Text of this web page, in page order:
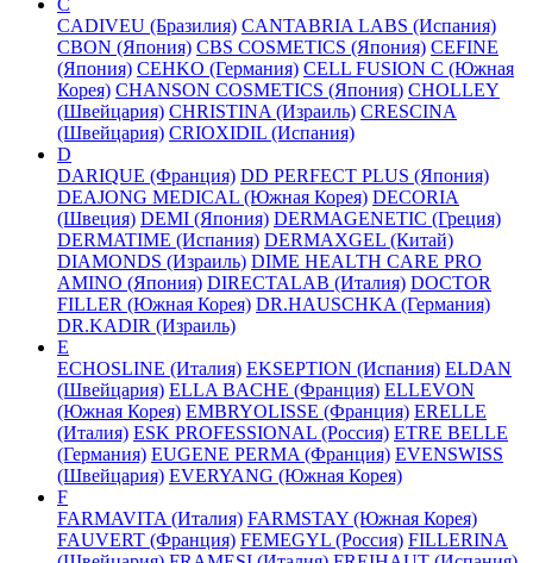
CADIVEU (Бразилия) CANTABRIA LABS (Испания)
CBON (Япония) CBS COSMETICS (Япония) CEFINE
(Япония) CEHKO (Германия) CELL FUSION C (Южная
Корея) CHANSON COSMETICS (Япония) CHOLLEY
(Швейцария) CHRISTINA (Израиль) CRESCINA
(Швейцария) CRIOXIDIL (Испания)
D
DARIQUE (Франция) DD PERFECT PLUS (Япония)
DEAJONG MEDICAL (Южная Корея) DECORIA
(Швеция) DEMI (Япония) DERMAGENETIC (Греция)
DERMATIME (Испания) DERMAXGEL (Китай)
DIAMONDS (Израиль) DIME HEALTH CARE PRO
AMINO (Япония) DIRECTALAB (Италия) DOCTOR
FILLER (Южная Корея) DR.HAUSCHKA (Германия)
DR.KADIR (Израиль)
E
ECHOSLINE (Италия) EKSEPTION (Испания) ELDAN
(Швейцария) ELLA BACHE (Франция) ELLEVON
(Южная Корея) EMBRYOLISSE (Франция) ERELLE
(Италия) ESK PROFESSIONAL (Россия) ETRE BELLE
(Германия) EUGENE PERMA (Франция) EVENSWISS
(Швейцария) EVERYANG (Южная Корея)
F
FARMAVITA (Италия) FARMSTAY (Южная Корея)
FAUVERT (Франция) FEMEGYL (Россия) FILLERINA